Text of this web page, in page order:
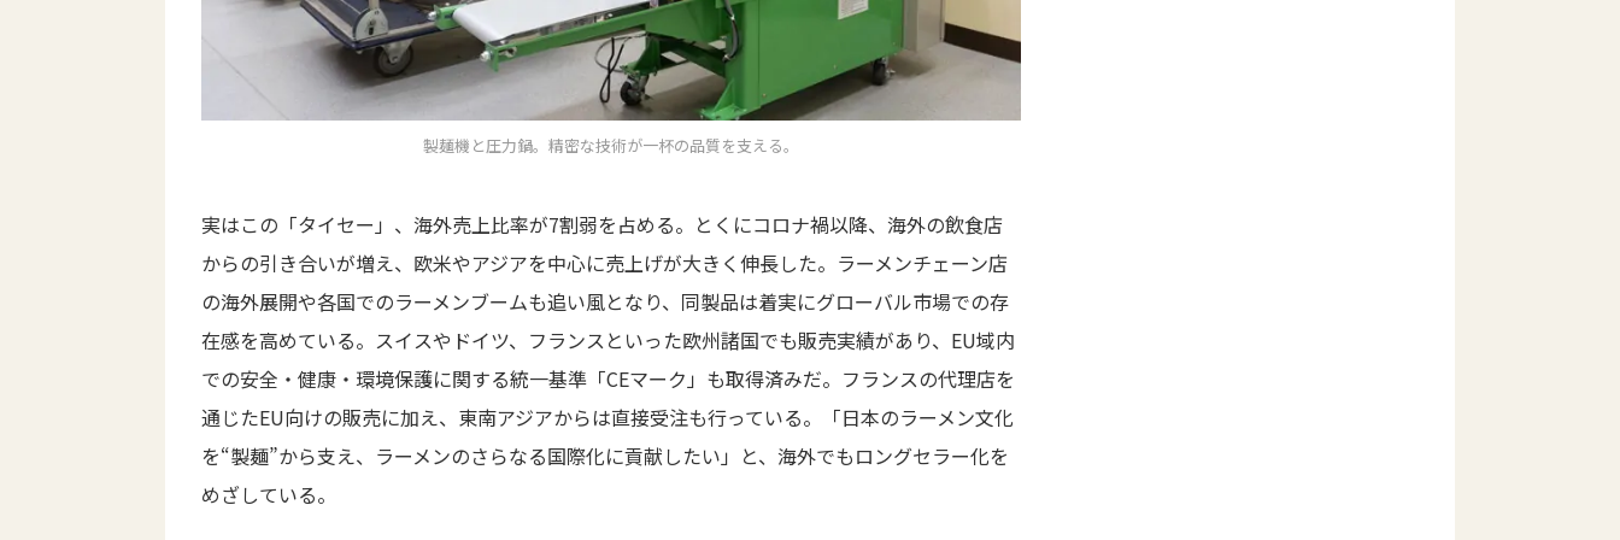
製麺機と圧力鍋。精密な技術が一杯の品質を支える。
実はこの「タイセー」、海外売上比率が7割弱を占める。とくにコロナ禍以降、海外の飲食店
からの引き合いが増え、欧米やアジアを中心に売上げが大きく伸長した。ラーメンチェーン店
の海外展開や各国でのラーメンブームも追い風となり、同製品は着実にグローバル市場での存
在感を高めている。スイスやドイツ、フランスといった欧州諸国でも販売実績があり、EU域内
での安全・健康・環境保護に関する統一基準「CEマーク」も取得済みだ。フランスの代理店を
通じたEU向けの販売に加え、東南アジアからは直接受注も行っている。「日本のラーメン文化
を“製麺”から支え、ラーメンのさらなる国際化に貢献したい」と、海外でもロングセラー化を
めざしている。